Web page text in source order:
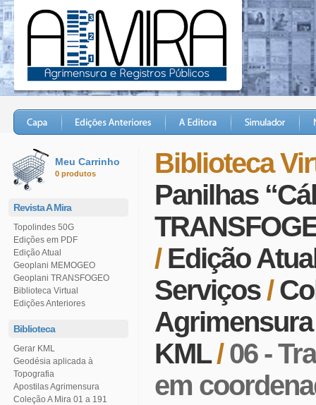
Meu Carrinho
0 produtos
Revista A Mira
Topolindes 50G
Edições em PDF
Edição Atual
Geoplani MEMOGEO
Geoplani TRANSFOGEO
Biblioteca Virtual
Edições Anteriores
Biblioteca
Gerar KML
Topografia
Apostilas Agrimensura
Coleção A Mira 01 a 191
Biblioteca
Panilhas
/ Edição
Serviços/
KML/
em